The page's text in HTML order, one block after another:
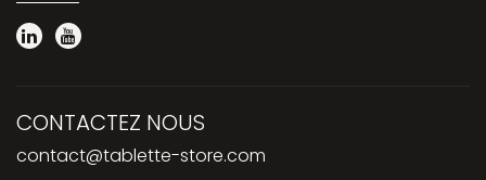
CONTACTEZ NOUS
contact@tablette-store.com